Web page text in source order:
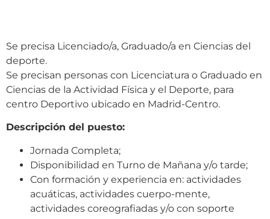
Se precisa Licenciado/a, Graduado/a en Ciencias del
deporte.
Se precisan personas con Licenciatura o Graduado en
Ciencias de la Actividad Física y el Deporte, para
centro Deportivo ubicado en Madrid-Centro.
Descripción del puesto:
Jornada Completa;
Disponibilidad en Turno de Mañana y/o tarde;
Con formación y experiencia en: actividades
acuáticas, actividades cuerpo-mente,
actividades coreografiadas y/o con soporte